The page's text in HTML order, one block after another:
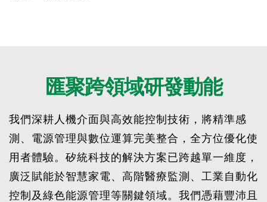
匯聚跨領域研發動能
我們深耕人機介面與高效能控制技術，將精準感
測、電源管理與數位運算完美整合，全方位優化使
用者體驗。矽統科技的解決方案已跨越單一維度，
廣泛賦能於智慧家電、高階醫療監測、工業自動化
控制及綠色能源管理等關鍵領域。我們憑藉豐沛且